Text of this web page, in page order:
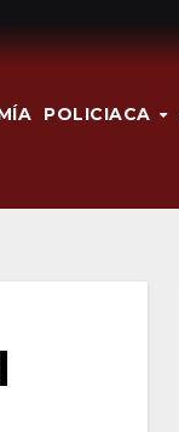
POLICIACA